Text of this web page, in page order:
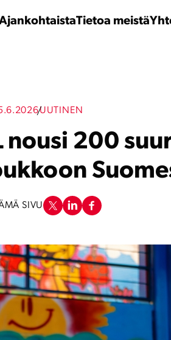
Tietoa meistä
UUTINEN
nousi 200
SIVU